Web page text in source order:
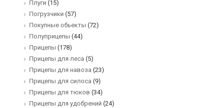
Плуги (15)
Погрузчики (57)
Покупные обьекты (72)
Полуприцепы (44)
Прицепы (178)
Прицепы для леса (5)
Прицепы для навоза (23)
Прицепы для силоса (9)
Прицепы для тюков (34)
Прицепы для удобрений (24)